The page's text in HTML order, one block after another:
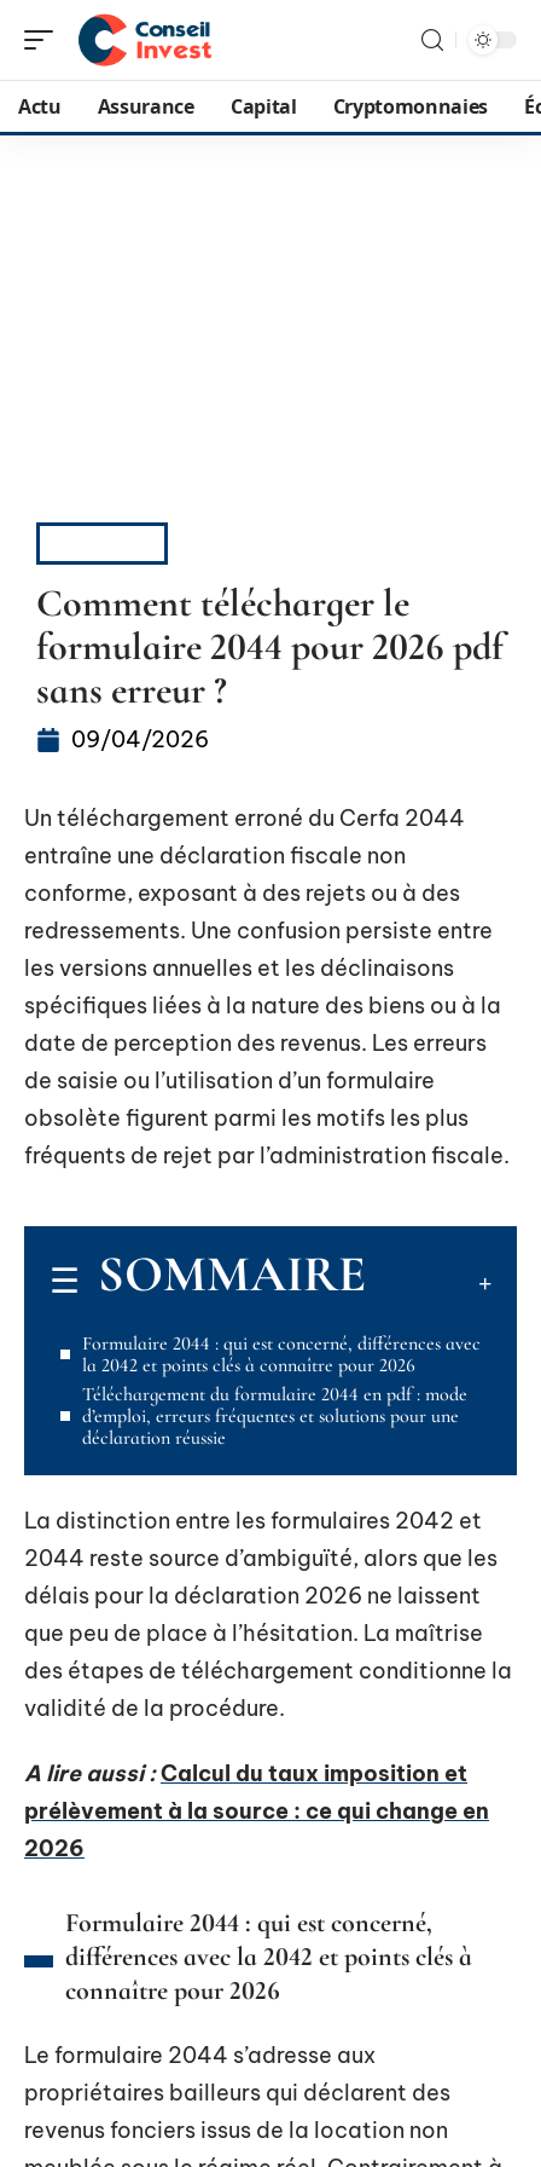
Actu Assurance Capital Cryptomonnaies
Comment télécharger le
formulaire 2044 pour 2026 pdf
sans erreur ?
09/04/2026
Un téléchargement erroné du Cerfa 2044
entraîne une déclaration fiscale non
conforme, exposant à des rejets ou à des
redressements. Une confusion persiste entre
les versions annuelles et les déclinaisons
spécifiques liées à la nature des biens ou à la
date de perception des revenus. Les erreurs
de saisie ou l’utilisation d’un formulaire
obsolète figurent parmi les motifs les plus
fréquents de rejet par l’administration fiscale.
SOMMAIRE
Formulaire 2044 : qui est concerné, différences avec
la 2042 et points clés à connaître pour 2026
Téléchargement du formulaire 2044 en pdf : mode
d’emploi, erreurs fréquentes et solutions pour une
déclaration réussie
La distinction entre les formulaires 2042 et
2044 reste source d’ambiguïté, alors que les
délais pour la déclaration 2026 ne laissent
que peu de place à l’hésitation. La maîtrise
des étapes de téléchargement conditionne la
validité de la procédure.
A lire aussi :Calcul du taux imposition et
prélèvement à la source : ce qui change en
2026
Formulaire 2044 : qui est concerné,
différences avec la 2042 et points clés à
connaître pour 2026
Le formulaire 2044 s’adresse aux
propriétaires bailleurs qui déclarent des
revenus fonciers issus de la location non